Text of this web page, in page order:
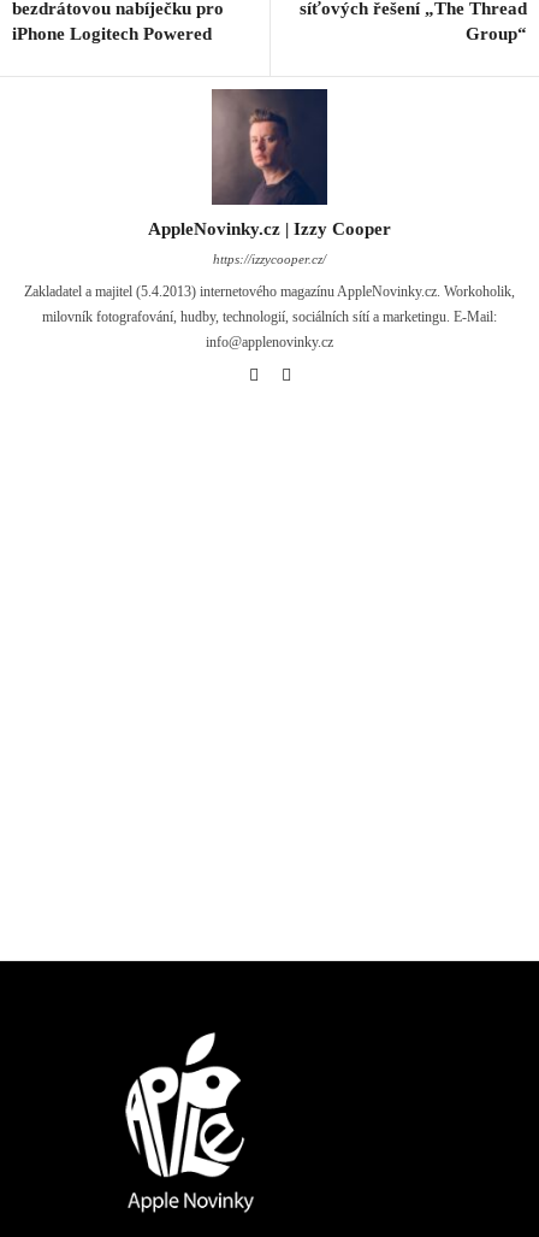
bezdrátovou nabíječku pro
iPhone Logitech Powered
síťových řešení „The Thread
Group“
AppleNovinky.cz | Izzy Cooper
https://izzycooper.cz/
Zakladatel a majitel (5.4.2013) internetového magazínu AppleNovinky.cz. Workoholik,
milovník fotografování, hudby, technologií, sociálních sítí a marketingu. E-Mail:
info@applenovinky.cz